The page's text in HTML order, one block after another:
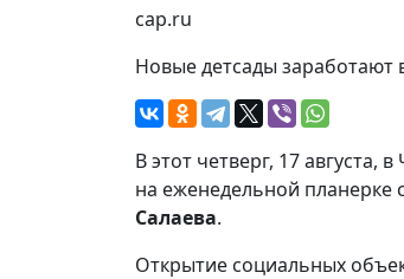
cap.ru
Новые детсады
В этот четверг, 17 августа,
на еженедельной
Салаева.
Открытие социальных